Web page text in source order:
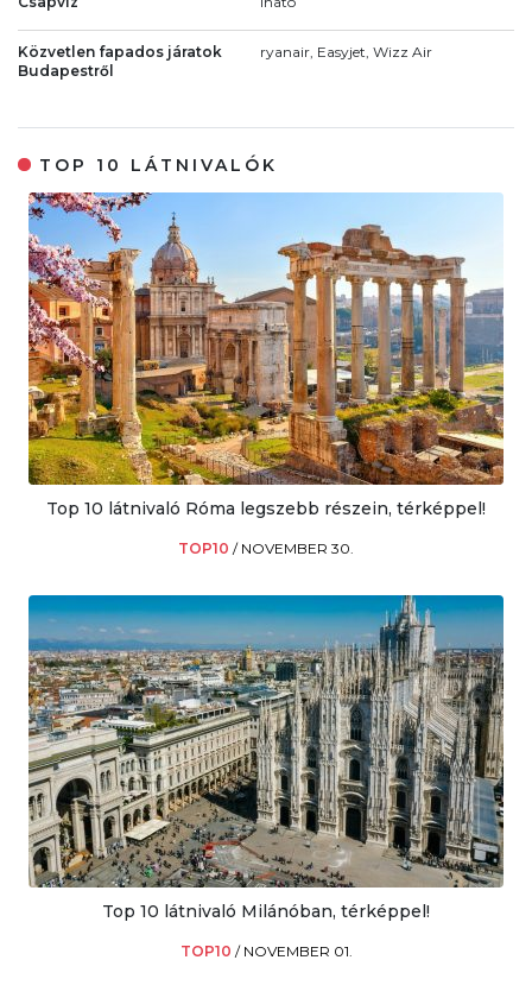
Közvetlen fapados járatok
Budapestről
ryanair, Easyjet, Wizz Air
TOP 10 LÁTNIVALÓK
Top 10 látnivaló Róma legszebb részein, térképpel!
TOP10 / NOVEMBER 30.
Top 10 látnivaló Milánóban, térképpel!
TOP10 / NOVEMBER 01.